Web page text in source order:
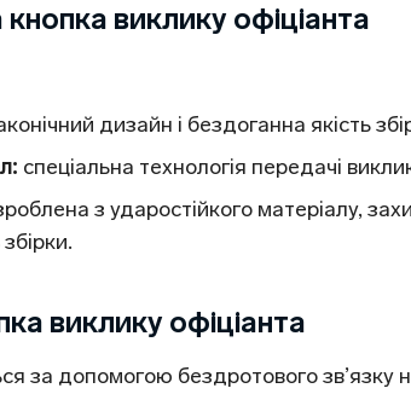
кнопка виклику офіціанта
дизайн і бездоганна якість
спеціальна технологія передачі
з ударостійкого матеріалу,
виклику офіціанта
за допомогою бездротового